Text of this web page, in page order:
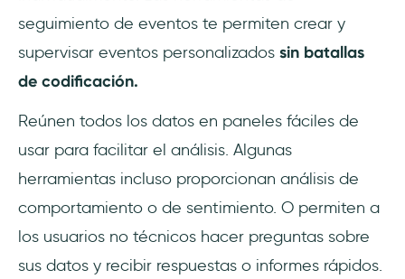
seguimiento de eventos te permiten crear y
supervisar eventos personalizados sin batallas
de codificación.
Reúnen todos los datos en paneles fáciles de
usar para facilitar el análisis. Algunas
herramientas incluso proporcionan análisis de
comportamiento o de sentimiento. O permiten a
los usuarios no técnicos hacer preguntas sobre
sus datos y recibir respuestas o informes rápidos.